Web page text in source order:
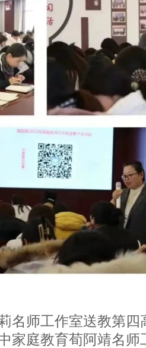
名师工作室送教第四
家庭教育荀阿靖名师